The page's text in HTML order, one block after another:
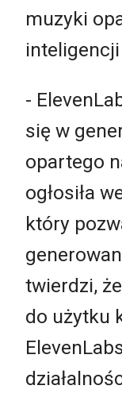
muzyki
inteligencji
-
się w
opartego
ogłosiła
który
twierdzi,
do użytku